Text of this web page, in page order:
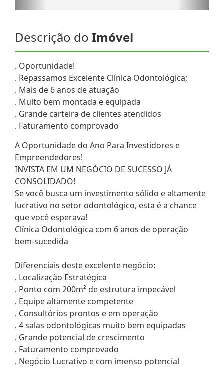
Descrição do Imóvel
. Oportunidade!
. Repassamos Excelente Clínica Odontológica;
. Mais de 6 anos de atuação
. Muito bem montada e equipada
. Grande carteira de clientes atendidos
. Faturamento comprovado
A Oportunidade do Ano Para Investidores e
Empreendedores!
INVISTA EM UM NEGÓCIO DE SUCESSO JÁ
CONSOLIDADO!
Se você busca um investimento sólido e altamente
lucrativo no setor odontológico, esta é a chance
que você esperava!
Clínica Odontológica com 6 anos de operação
bem-sucedida
Diferenciais deste excelente negócio:
. Localização Estratégica
. Ponto com 200m² de estrutura impecável
. Equipe altamente competente
. Consultórios prontos e em operação
. 4 salas odontológicas muito bem equipadas
. Grande potencial de crescimento
. Faturamento comprovado
. Negócio Lucrativo e com imenso potencial